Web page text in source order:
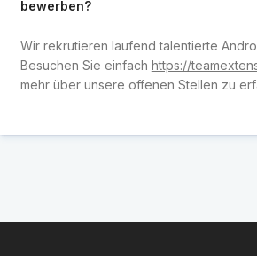
bewerben?
Wir rekrutieren laufend talentierte
Besuchen Sie einfach https://
mehr über unsere offenen Stellen zu